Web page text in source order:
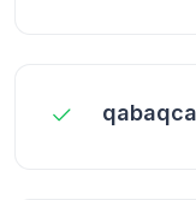
qabaqca